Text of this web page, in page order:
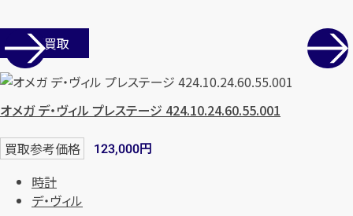
最短1分！今すぐ査定金額をお伝えいた
します
店舗買取
オメガ デ・ヴィル プレステージ 424.10.24.60.55.001
買取参考価格 123,000円
時計
デ・ヴィル